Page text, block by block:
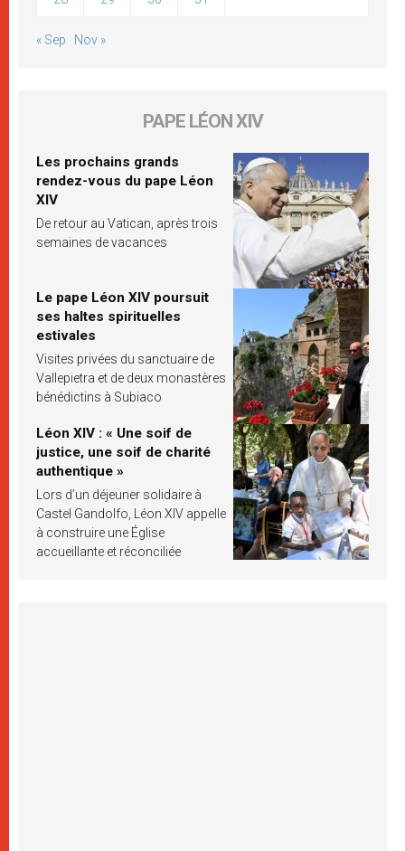
« Sep Nov »
PAPE LÉON XIV
Les prochains grands
rendez-vous du pape Léon
XIV
De retour au Vatican, après trois
semaines de vacances
Le pape Léon XIV poursuit
ses haltes spirituelles
estivales
Visites privées du sanctuaire de
Vallepietra et de deux monastères
bénédictins à Subiaco
Léon XIV : « Une soif de
justice, une soif de charité
authentique »
Lors d’un déjeuner solidaire à
Castel Gandolfo, Léon XIV appelle
à construire une Église
accueillante et réconciliée